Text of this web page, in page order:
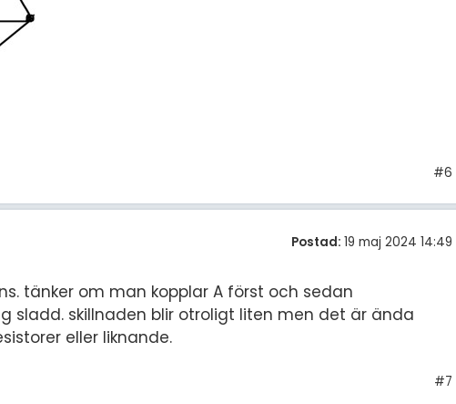
#6
Postad: 19 maj 2024 14:49
tänker om man kopplar A först och sedan
sladd. skillnaden blir otroligt liten men det är ända
eller liknande.
#7